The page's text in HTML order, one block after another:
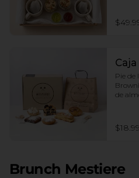
Pie de
de
Brunch Mestiere